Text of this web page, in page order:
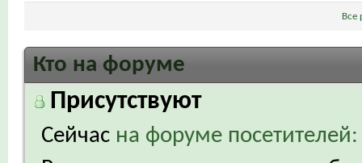
Все
Кто на форуме
Присутствуют
Сейчас на форуме